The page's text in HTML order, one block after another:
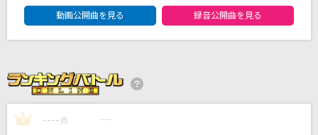
ホウキ雲
FUNKY MONKEY BABYS
月光潤色ガール
DAM★ともボーカルエントリーランキング
動画公開曲を見る
録音公開曲を見る
1 ---- 点 ----